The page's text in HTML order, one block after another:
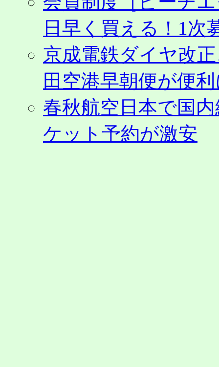
日早く買える！1次
京成電鉄ダイヤ改
田空港早朝便が便
春秋航空日本で国
ケット予約が激安